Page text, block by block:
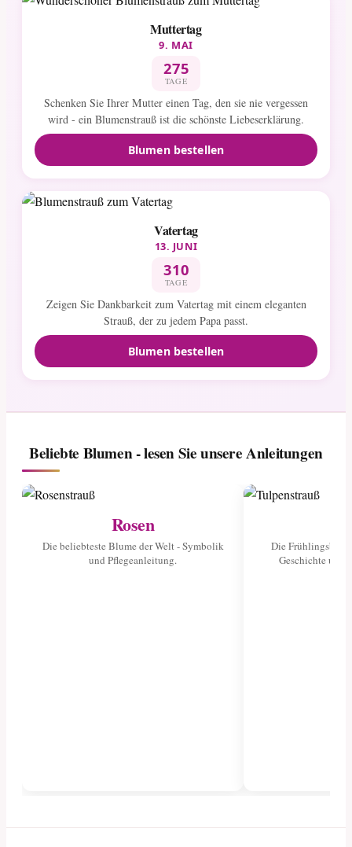
Muttertag
9. MAI
275
TAGE
Schenken Sie Ihrer Mutter einen Tag, den sie nie vergessen
wird - ein Blumenstrauß ist die schönste Liebeserklärung.
Blumen bestellen
Vatertag
13. JUNI
310
TAGE
Zeigen Sie Dankbarkeit zum Vatertag mit einem eleganten
Strauß, der zu jedem Papa passt.
Blumen bestellen
Beliebte Blumen - lesen Sie unsere Anleitungen
Rosen
Die beliebteste Blume der Welt - Symbolik
und Pflegeanleitung.
Die
Geschichte und